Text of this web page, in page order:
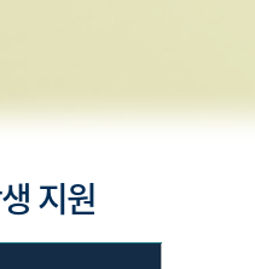
지원